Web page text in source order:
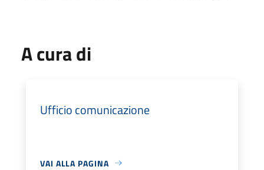
A cura di
Ufficio comunicazione
VAI ALLA PAGINA